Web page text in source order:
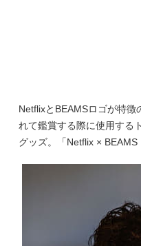
NetflixとBEAMSロゴが特徴
れて鑑賞する際に使用する
グッズ。「Netflix ×